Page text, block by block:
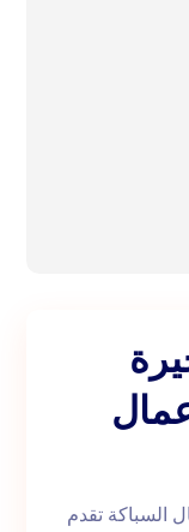
اعمال
|0543172044| اعمال السباكة تقدم